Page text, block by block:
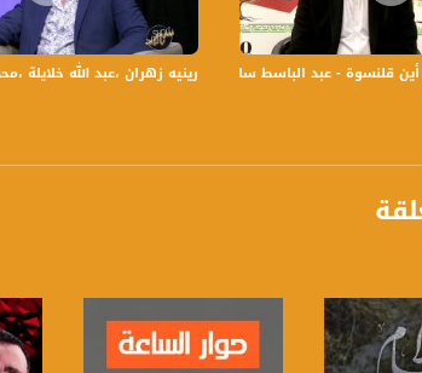
رينيه زهران ،عبد الله خلايلة ،محمد رزق
قلنسوة - عبد الباسط سلامه -اليوم العالمي لدعم حقوق